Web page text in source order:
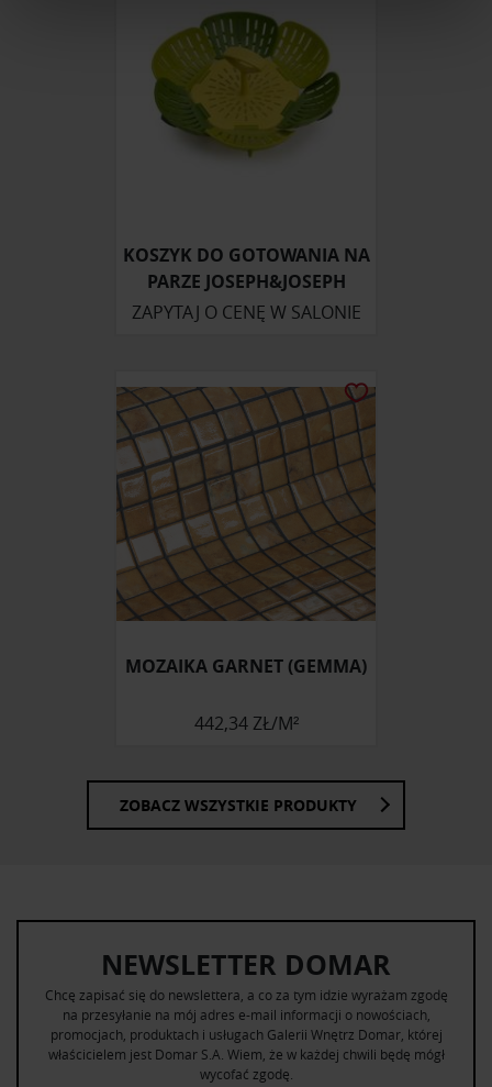
Wykorzystujemy pliki cookie do spersonalizowania treści
i reklam, aby oferować funkcje społecznościowe i
analizować ruch w naszej witrynie. Informacje o tym, jak
korzystasz z naszej witryny, udostępniamy partnerom
społecznościowym, reklamowym i analitycznym.
Partnerzy mogą połączyć te informacje z innymi danymi
KOSZYK DO GOTOWANIA NA
PARZE JOSEPH&JOSEPH
ZAPYTAJ O CENĘ W SALONIE
MOZAIKA GARNET (GEMMA)
442,34 ZŁ/M²
ZOBACZ WSZYSTKIE PRODUKTY
NEWSLETTER DOMAR
Chcę zapisać się do newslettera, a co za tym idzie wyrażam zgodę
na przesyłanie na mój adres e-mail informacji o nowościach,
promocjach, produktach i usługach Galerii Wnętrz Domar, której
właścicielem jest Domar S.A. Wiem, że w każdej chwili będę mógł
wycofać zgodę.